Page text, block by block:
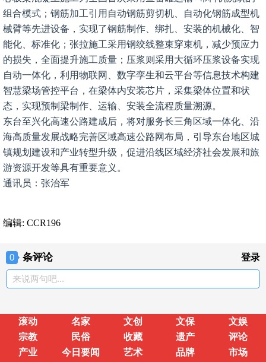
组合模式；钢筋加工引用自动钢筋剪切机、自动化钢筋成型机
械臂等先进设备，实现了钢筋制作、绑扎、安装的机械化、智
能化、标准化；张拉施工采用钢绞线整束穿束机，减少预应力
的损失，全面提升施工质量；压浆则采用大循环压浆设备实现
自动一体化，利用物联网、数字孪生和云平台等信息技术构建
智慧梁场管控平台，在梁体内安装芯片，采集梁体位置和状
态，实现预制梁制作、运输、安装全流程质量溯源。
东台至兴化高速公路建成后，将对服务长三角区域一体化、沿
海高质量发展战略完善区域高速公路网布局，引导东台地区城
镇规划建设和产业转型升级，促进沿线区域经济社会发展和旅
游资源开发等具有重要意义。
通讯员：张治军
编辑: CCR196
0 条评论 登录
来说两句吧...
滚动 名家 文创 文保
文娱
宗教
民俗 收藏 遗产
评论
产业
今日要闻 艺术 品牌 市场